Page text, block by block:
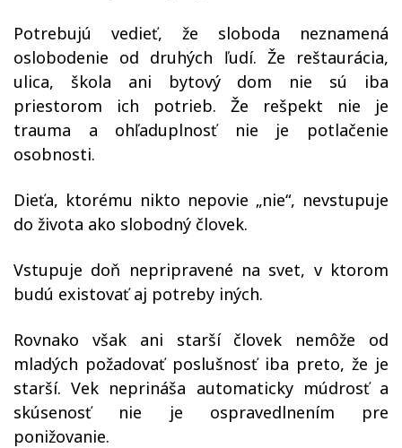
Potrebujú vedieť, že sloboda neznamená
oslobodenie od druhých ľudí. Že reštaurácia,
ulica, škola ani bytový dom nie sú iba
priestorom ich potrieb. Že rešpekt nie je
trauma a ohľaduplnosť nie je potlačenie
osobnosti.
Dieťa, ktorému nikto nepovie „nie“, nevstupuje
do života ako slobodný človek.
Vstupuje doň nepripravené na svet, v ktorom
budú existovať aj potreby iných.
Rovnako však ani starší človek nemôže od
mladých požadovať poslušnosť iba preto, že je
starší. Vek neprináša automaticky múdrosť a
skúsenosť nie je ospravedlnením pre
ponižovanie.